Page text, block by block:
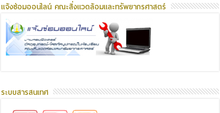
แจ้งซ่อมออนไลน์ คณะสิ่งแวดล้อมและทรัพยากรศาสตร์
ระบบสารสนเทศ